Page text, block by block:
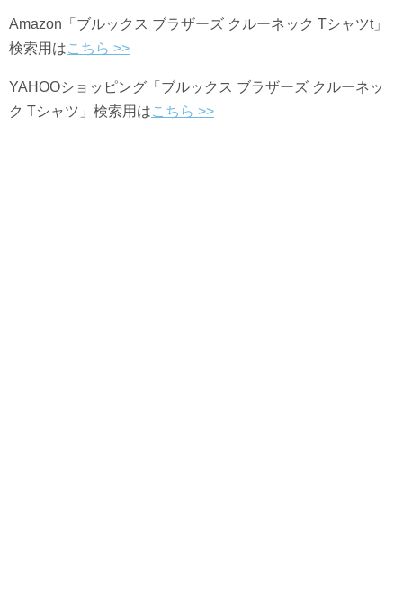
Amazon「ブルックス ブラザーズ クルーネック Tシャツt」
検索用はこちら >>
YAHOOショッピング「ブルックス ブラザーズ クルーネッ
ク Tシャツ」検索用はこちら >>